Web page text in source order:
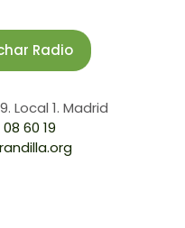
Local 1. Madrid
60 19
Radio